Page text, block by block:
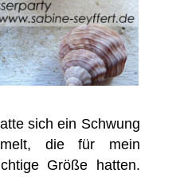
sich ein Schwung
die für mein
Größe hatten.